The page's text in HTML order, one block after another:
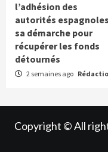
l’adhésion des
autorités
sa démarche pour
récupérer les fonds
détournés
2 semaines ago
Copyright © All